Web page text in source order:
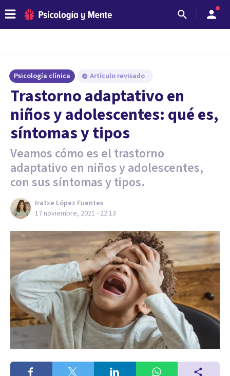
Psicología clínica Artículo revisado
Trastorno adaptativo en
niños y adolescentes: qué es,
síntomas y tipos
Veamos cómo es el trastorno
adaptativo en niños y adolescentes,
con sus síntomas y tipos.
Iratxe López Fuentes
17 noviembre, 2021 - 22:13